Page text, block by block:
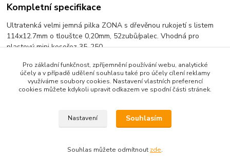
Kompletní specifikace
Ultratenká velmi jemná pilka ZONA s dřevěnou rukojetí s listem
114x12.7mm o tlouštce 0,20mm, 52zubů/palec. Vhodná pro
plastový mini kosořez 35-250.
Zboží zařazeno v kategoriích
Pro základní funkčnost, zpříjemnění používání webu, analytické
účely a v případě udělení souhlasu také pro účely cílení reklamy
využíváme soubory cookies. Nastavení vlastních preferencí
cookies můžete kdykoli upravit odkazem ve spodní části stránek.
Nastavení Souhlasím
Souhlas můžete odmítnout zde.